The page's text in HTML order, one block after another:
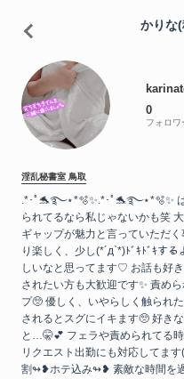
かりな(
0
フォロワ
淫乱秘書室 鳥取
.*･ﾟ🐬࿐⋆*🫧✨.*･ﾟ🐬࿐⋆*🫧✨ は
られてるなら私じゃないかも笑
ギャップが魅力と言っていただ
り楽しく、少し(*´д`*)ﾄﾞｷﾄﾞｷす
しいなと思ってます♡ お話も好
されたい方も大歓迎です✨ 責め
プ🥺 優しく、いやらしく触られ
されるとスグにイキます🥺 好き
と…‪🤫💕︎︎ フェラや責められてる
リクエスト出勤にも対応してま
割↬❥ホテ込み↬❥ 素敵な時間を